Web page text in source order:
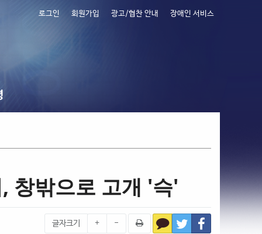
장애인 서비스
광고/협찬 안내
회원가입
로그인
창밖으로 고개 '슥'
글자크기 + -